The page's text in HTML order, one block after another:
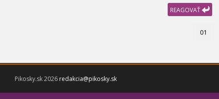
REAGOVAŤ
01
Pikosky.sk 2026 redakcia@pikosky.sk